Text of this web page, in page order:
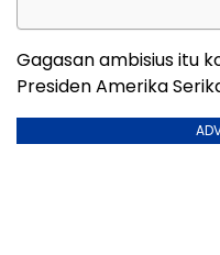
Gagasan ambisius itu
Presiden Amerika